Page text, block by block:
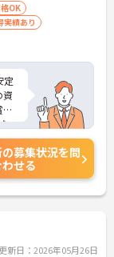
OK
実績あり
定
資
員
る
も
整
募集状況を問
わせる
新日：2026年05月26日